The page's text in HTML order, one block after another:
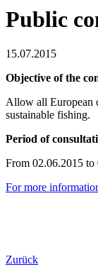
Public
15.07.2015
Objective of the
Allow all European
sustainable fishing.
Period of
From 02.06.2015 to
For more
Zurück